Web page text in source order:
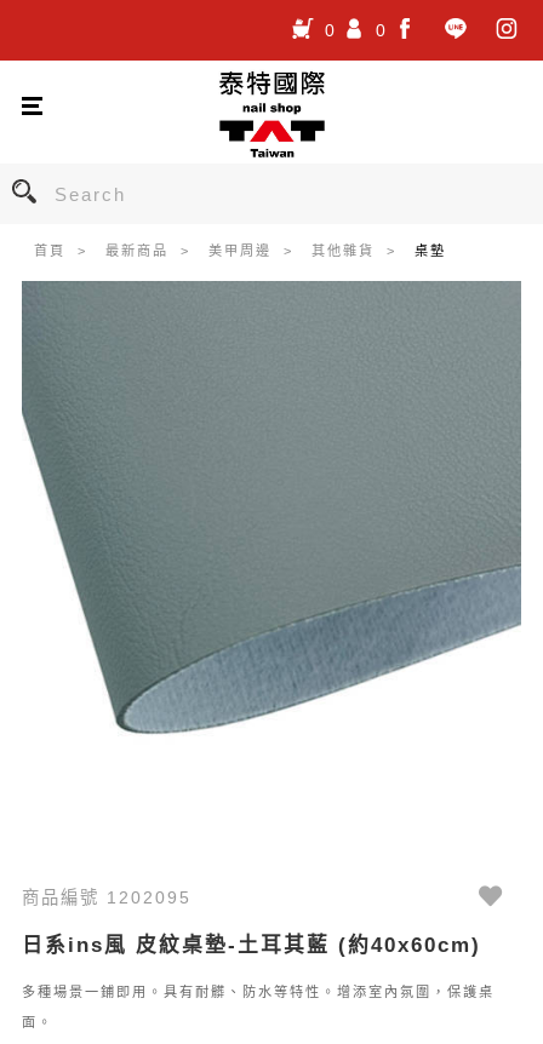
0
0
首頁 最新商品 美甲周邊 其他雜貨 桌墊
商品編號 1202095
日系ins風 皮紋桌墊-土耳其藍 (約40x60cm)
多種場景一鋪即用。具有耐髒、防水等特性。增添室內氛圍，保護桌
面。